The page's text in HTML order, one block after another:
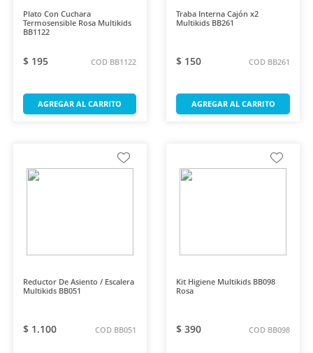
Plato Con Cuchara
Termosensible Rosa Multikids
BB1122
$ 195 COD BB1122
AGREGAR AL CARRITO
Traba Interna Cajón x2
Multikids BB261
$ 150 COD BB261
AGREGAR AL CARRITO
Reductor De Asiento / Escalera
Multikids BB051
$ 1.100 COD BB051
Kit Higiene Multikids BB098
Rosa
$ 390 COD BB098